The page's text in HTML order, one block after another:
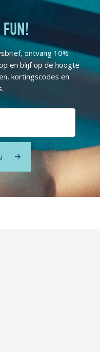
ontvang 10%
en blijf op de hoogte
kortingscodes en